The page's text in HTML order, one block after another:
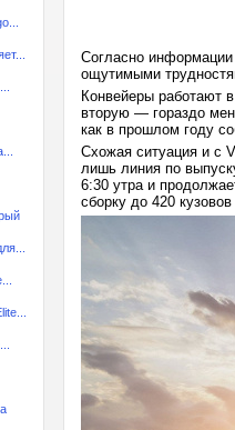
Согласно
ощутимыми
Конвейеры работают
вторую — гораздо
как в прошлом году
Схожая ситуация и с
лишь линия по
6:30 утра и
сборку до 420